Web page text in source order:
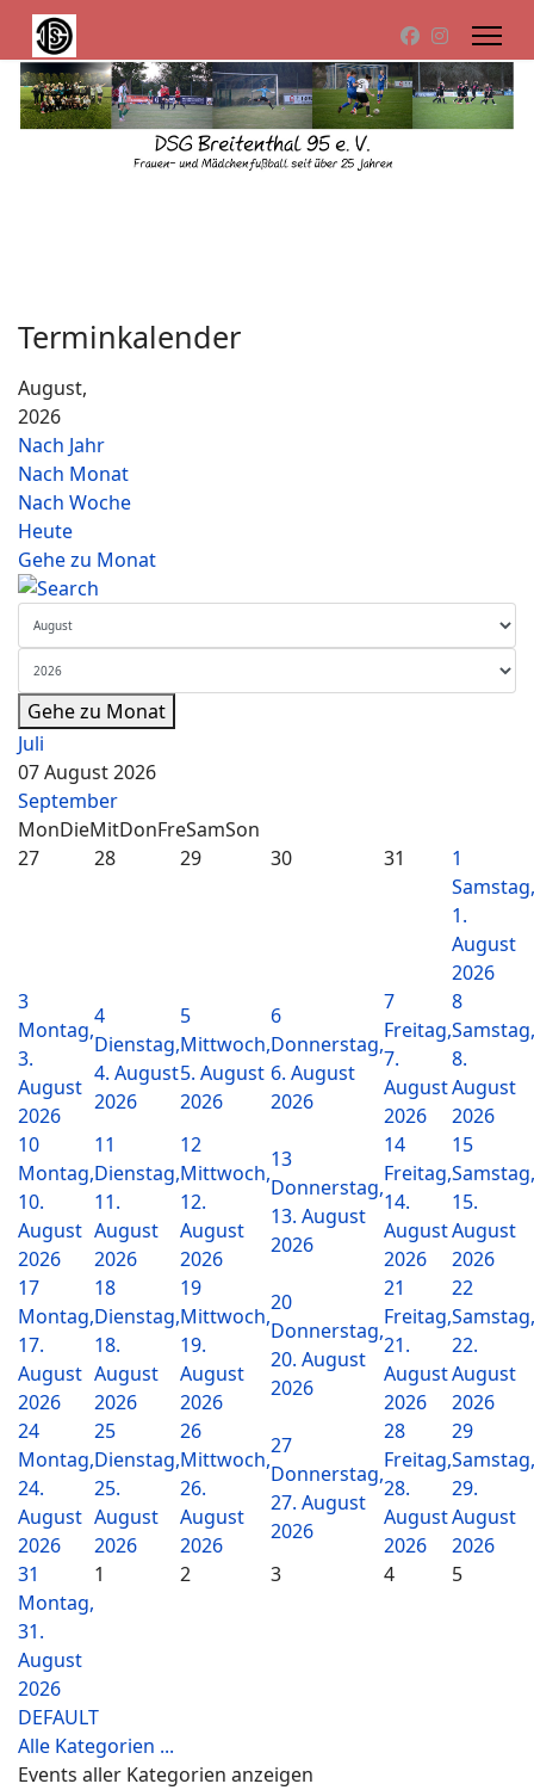
Terminkalender
August,
2026
Nach Jahr
Nach Monat
Nach Woche
Heute
Gehe zu Monat
Gehe zu Monat
Juli
07 August 2026
September
MonDieMitDonFreSamSon
27
28 29 30 31
1
Samstag,
1.
August
2026
3
Montag,
3.
August
2026
4
Dienstag,
4. August
2026
5
Mittwoch,
5. August
2026
6
Donnerstag,
6. August
2026
7
Freitag,
7.
August
2026
8
Samstag,
8.
August
2026
10
Montag,
10.
August
2026
11
Dienstag,
11.
August
2026
12
Mittwoch,
12.
August
2026
13
Donnerstag,
13. August
2026
14
Freitag,
14.
August
2026
15
Samstag,
15.
August
2026
17
Montag,
17.
August
2026
18
Dienstag,
18.
August
2026
19
Mittwoch,
19.
August
2026
20
Donnerstag,
20. August
2026
21
Freitag,
21.
August
2026
22
Samstag,
22.
August
2026
24
Montag,
24.
August
2026
25
Dienstag,
25.
August
2026
26
Mittwoch,
26.
August
2026
27
Donnerstag,
27. August
2026
28
Freitag,
28.
August
2026
29
Samstag,
29.
August
2026
31
Montag,
31.
August
2026
1 2 3 4 5
DEFAULT
Alle Kategorien ...
Events aller Kategorien anzeigen